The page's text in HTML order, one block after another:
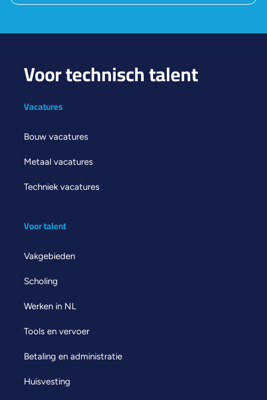
Voor technisch talent
Vacatures
Bouw vacatures
Metaal vacatures
Techniek vacatures
Voor talent
Vakgebieden
Scholing
Werken in NL
Tools en vervoer
Betaling en administratie
Huisvesting